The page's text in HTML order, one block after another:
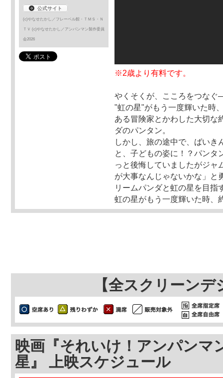
公式サイト
(c)やなせたかし／フレーベル館・ＴＭＳ・Ｎ
ＴＶ (c)やなせたかし／アンパンマン製作委員
会2026
※2歳より有料です。
やくそくが、こころをつな
"虹の星"がもう一度輝いた時
ある冒険家とかわした大切な
ダのパンタン。
しかし、旅の途中で、ばいき
と、子どもの姿に！？パンタ
っと後悔していましたがジャ
が大事なんじゃないかな」と
リームパンダと虹の星を目指
虹の星がもう一度輝いた時
【全スクリーン
映画『それいけ！アンパン
星』 上映スケジュール